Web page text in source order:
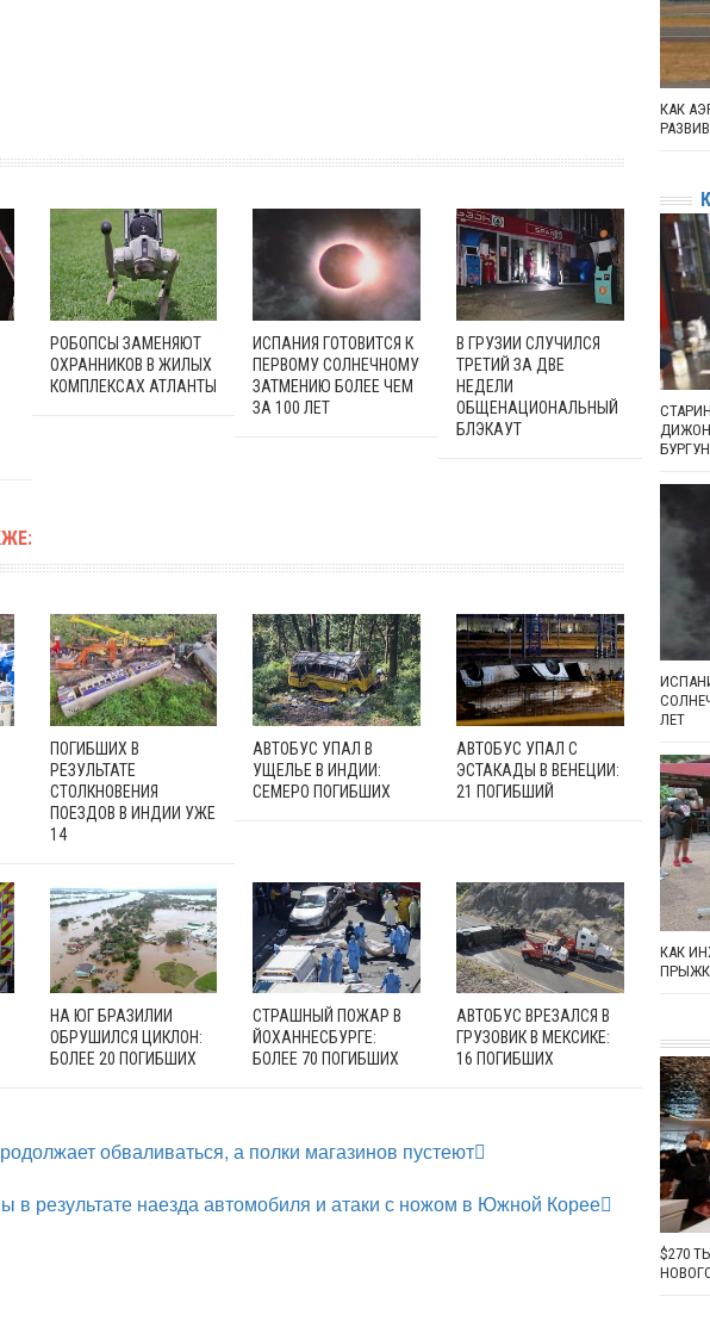
РОБОПСЫ ЗАМЕНЯЮТ
ОХРАННИКОВ В ЖИЛЫХ
КОМПЛЕКСАХ АТЛАНТЫ
ИСПАНИЯ ГОТОВИТСЯ К
ПЕРВОМУ СОЛНЕЧНОМУ
ЗАТМЕНИЮ БОЛЕЕ ЧЕМ
ЗА 100 ЛЕТ
В ГРУЗИИ СЛУЧИЛСЯ
ТРЕТИЙ ЗА ДВЕ
НЕДЕЛИ
ОБЩЕНАЦИОНАЛЬНЫЙ
БЛЭКАУТ
ПОГИБШИХ В
РЕЗУЛЬТАТЕ
СТОЛКНОВЕНИЯ
ПОЕЗДОВ В ИНДИИ УЖЕ
14
АВТОБУС УПАЛ В
УЩЕЛЬЕ В ИНДИИ:
СЕМЕРО ПОГИБШИХ
АВТОБУС УПАЛ С
ЭСТАКАДЫ В ВЕНЕЦИИ:
21 ПОГИБШИЙ
НА ЮГ БРАЗИЛИИ
ОБРУШИЛСЯ ЦИКЛОН:
БОЛЕЕ 20 ПОГИБШИХ
СТРАШНЫЙ ПОЖАР В
ЙОХАННЕСБУРГЕ:
БОЛЕЕ 70 ПОГИБШИХ
АВТОБУС ВРЕЗАЛСЯ В
ГРУЗОВИК В МЕКСИКЕ:
16 ПОГИБШИХ
обваливаться, а полки магазинов пустеют
в результате наезда автомобиля и атаки с ножом в Южной Корее
КАК
ЛЕТ
КАК
$270